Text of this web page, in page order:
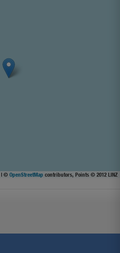
| © OpenStreetMap contributors, Points © 2012 LINZ